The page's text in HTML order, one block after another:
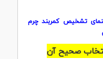
تشخیص کمربند چرم
صحیح آن